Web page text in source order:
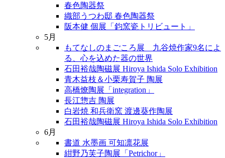
春色陶器祭
織部うつわ邸 春色陶器祭
阪本健 個展「鈞窯瓷トリビュート」
5月
もてなしのまごころ展 九谷焼作家9名によ
る、心を込めた器の世界
石田裕哉陶磁展 Hiroya Ishida Solo Exhibition
青木益枝＆小栗寿賀子 陶展
高橋燎陶展「integration」
長江惣吉 陶展
白岩焼 和兵衛窯 渡邊葵作陶展
石田裕哉陶磁展 Hiroya Ishida Solo Exhibition
6月
書道 水墨画 可知凛花展
紺野乃芙子陶展「Petrichor」